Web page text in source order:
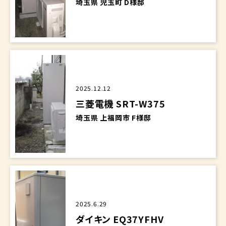
2025.12.12
三菱電機 SRT-W375
埼玉県 上福岡市 F様邸
2025.6.29
ダイキン EQ37YFHV